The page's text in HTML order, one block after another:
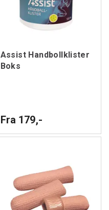
Assist Handbollklister
Boks
Fra 179,-